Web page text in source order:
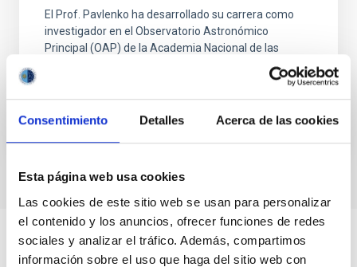
Consentimiento Detalles Acerca de las cookies
Esta página web usa cookies
Las cookies de este sitio web se usan para personalizar
el contenido y los anuncios, ofrecer funciones de redes
sociales y analizar el tráfico. Además, compartimos
información sobre el uso que haga del sitio web con
El Prof. Pavlenko ha desarrollado su carrera como
investigador en el Observatorio Astronómico
Principal (OAP) de la Academia Nacional de las